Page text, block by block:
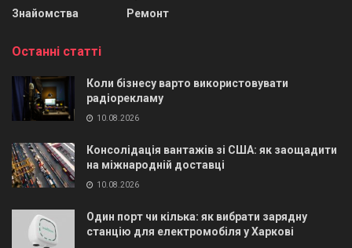
Знайомства
Ремонт
Останні статті
Коли бізнесу варто використовувати
радіорекламу
10.08.2026
Консолідація вантажів зі США: як заощадити
на міжнародній доставці
10.08.2026
Один порт чи кілька: як вибрати зарядну
станцію для електромобіля у Харкові